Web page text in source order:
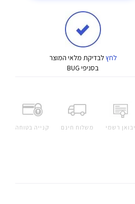
לחץלבדיקת מלאי המוצר
בסניפי BUG
יבואן רשמי משלוח חינם קנייה בטוחה